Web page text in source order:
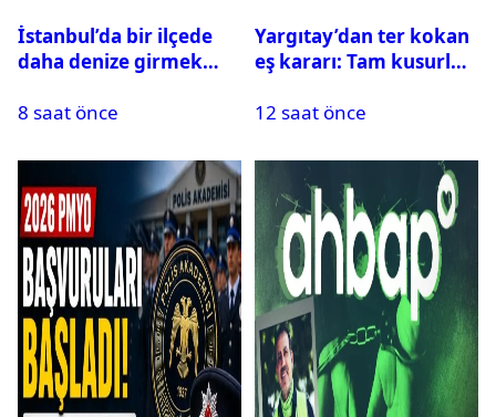
İstanbul’da bir ilçede
daha denize girmek
8 saat önce
Yargıtay’dan ter kokan
eş kararı: Tam kusurlu
12 saat önce